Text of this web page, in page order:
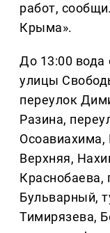
работ,
Крыма».
До 13:00 вода
улицы
переулок
Разина,
Осоавиахима,
Верхняя,
Краснобаева,
Бульварный,
Тимирязева,